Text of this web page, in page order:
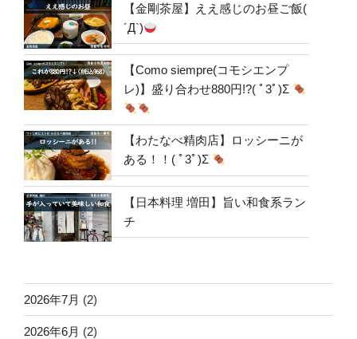
【金剛茶屋】ええ感じのお昼ご飯(
´Д`)
【Como siempre(コモシエンプ
レ)】盛り合わせ880円!?( ﾟ3ﾟ)Σ
【わたなべ精肉店】ロッシーニが
ある！！( ﾟ3ﾟ)Σ
【日本料理 増田】旨い和食系ラン
チ
2026年7月 (2)
2026年6月 (2)